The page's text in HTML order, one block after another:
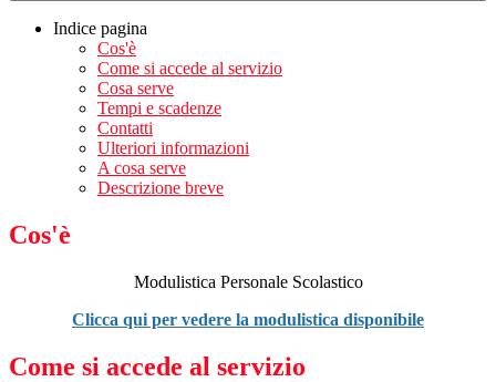
Indice pagina
Cos'è
Come si accede al servizio
Cosa serve
Tempi e scadenze
Contatti
Ulteriori informazioni
A cosa serve
Descrizione breve
Cos'è
Modulistica Personale Scolastico
Clicca qui per vedere la modulistica disponibile
Come si accede al servizio